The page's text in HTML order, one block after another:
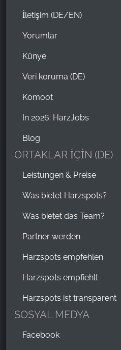
İletişim (DE/EN)
Yorumlar
Künye
Veri koruma (DE)
Komoot
In 2026: HarzJobs
Blog
ORTAKLAR İÇİN (DE)
Leistungen & Preise
Was bietet Harzspots?
Was bietet das Team?
Partner werden
Harzspots empfehlen
Harzspots empfiehlt
Harzspots ist transparent
SOSYAL MEDYA
Facebook